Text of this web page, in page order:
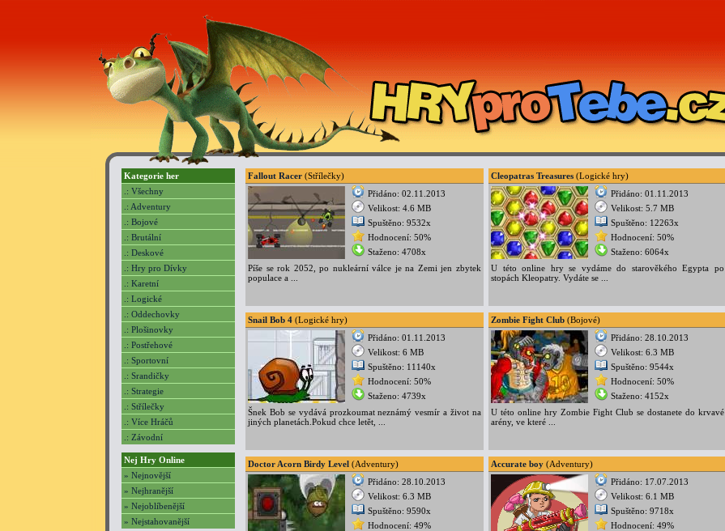
Kategorie her
.: Všechny
.: Adventury
.: Bojové
.: Brutální
.: Deskové
.: Hry pro Dívky
.: Karetní
.: Logické
.: Oddechovky
.: Plošinovky
.: Postřehové
.: Sportovní
.: Srandičky
.: Strategie
.: Střílečky
.: Více Hráčů
.: Závodní
Nej Hry Online
» Nejnovější
» Nejhranější
» Nejoblíbenější
» Nejstahovanější
Fallout Racer (Střílečky)
Přidáno: 02.11.2013
Velikost: 4.6 MB
Spuštěno: 9532x
Hodnocení: 50%
Staženo: 4708x
Píše se rok 2052, po nukleární válce je na Zemi jen zbytek
populace a ...
Cleopatras Treasures (Logické hry)
Přidáno: 01.11.2013
Velikost: 5.7 MB
Spuštěno: 12263x
Hodnocení: 50%
Staženo: 6064x
U této online hry se vydáme do starověkého Egypta po
stopách Kleopatry. Vydáte se ...
Snail Bob 4 (Logické hry)
Přidáno: 01.11.2013
Velikost: 6 MB
Spuštěno: 11140x
Hodnocení: 50%
Staženo: 4739x
Šnek Bob se vydává prozkoumat neznámý vesmír a život na
jiných planetách.Pokud chce letět, ...
Zombie Fight Club (Bojové)
Přidáno: 28.10.2013
Velikost: 6.3 MB
Spuštěno: 9544x
Hodnocení: 50%
Staženo: 4152x
U této online hry Zombie Fight Club se dostanete do krvavé
arény, ve které ...
Doctor Acorn Birdy Level (Adventury)
Přidáno: 28.10.2013
Velikost: 6.3 MB
Spuštěno: 9590x
Hodnocení: 49%
Accurate boy (Adventury)
Přidáno: 17.07.2013
Velikost: 6.1 MB
Spuštěno: 9718x
Hodnocení: 49%